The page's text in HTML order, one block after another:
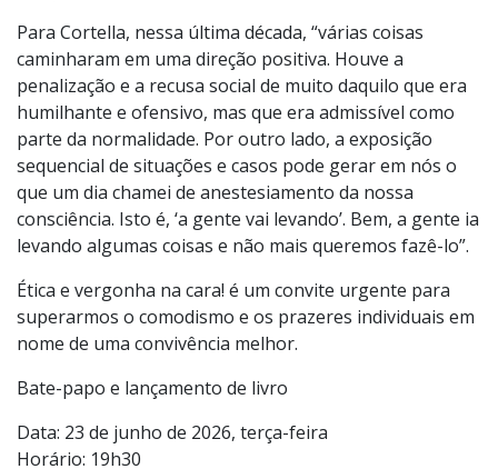
deleites, apetites e desejos individuais que possam
comprometê-la”.
Para Cortella, nessa última década, “várias coisas
caminharam em uma direção positiva. Houve a
penalização e a recusa social de muito daquilo que era
humilhante e ofensivo, mas que era admissível como
parte da normalidade. Por outro lado, a exposição
sequencial de situações e casos pode gerar em nós o
consciência. Isto é, ‘a gente vai levando’. Bem, a gente ia
levando algumas coisas e não mais queremos fazê-lo”.
superarmos o comodismo e os prazeres individuais em
nome de uma convivência melhor.